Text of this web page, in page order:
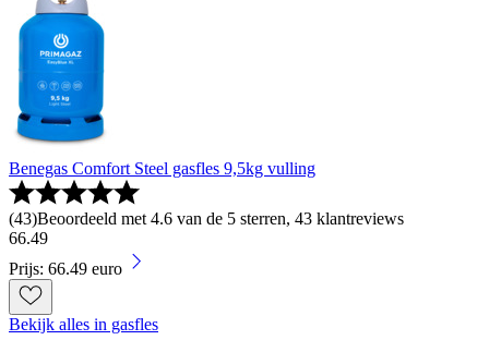
Benegas Comfort Steel gasfles 9,5kg vulling
(43)Beoordeeld met 4.6 van de 5 sterren, 43 klantreviews
66.49
Prijs: 66.49 euro
Bekijk alles in gasfles